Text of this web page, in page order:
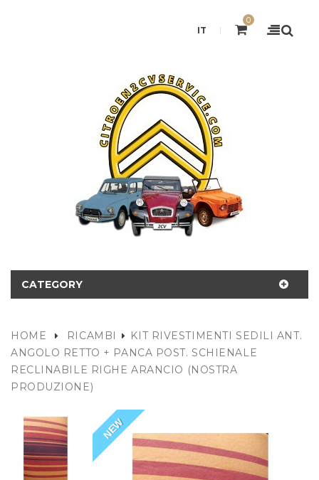
IT
0
CATEGORY
HOME RICAMBI
KIT RIVESTIMENTI SEDILI ANT.
ANGOLO RETTO + PANCA POST. SCHIENALE
RECLINABILE RIGHE ARANCIO (NOSTRA
PRODUZIONE)
NEW